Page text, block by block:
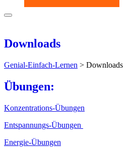
Downloads
Genial-Einfach-Lernen > Downloads
Übungen:
Konzentrations-Übungen
Entspannungs-Übungen
Energie-Übungen